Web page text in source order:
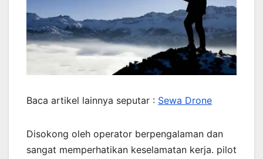
Baca artikel lainnya seputar : Sewa Drone
Disokong oleh operator berpengalaman dan
sangat memperhatikan keselamatan kerja. pilot